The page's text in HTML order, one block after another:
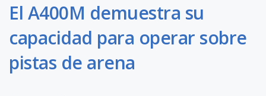
El A400M demuestra su
capacidad para operar sobre
pistas de arena